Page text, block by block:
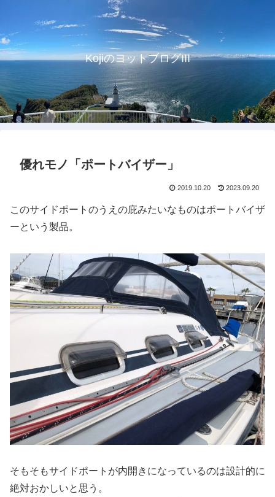
KojiのヨットブログIII
優れモノ「ポートバイザー」
2019.10.20 2023.09.20
このサイドポートのうえの庇みたいなものはポートバイザ
ーという製品。
そもそもサイドポートが内開きになっているのは設計的に
絶対おかしいと思う。